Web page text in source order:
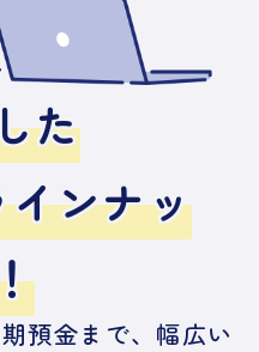
た
ンナッ
預金まで、幅広い